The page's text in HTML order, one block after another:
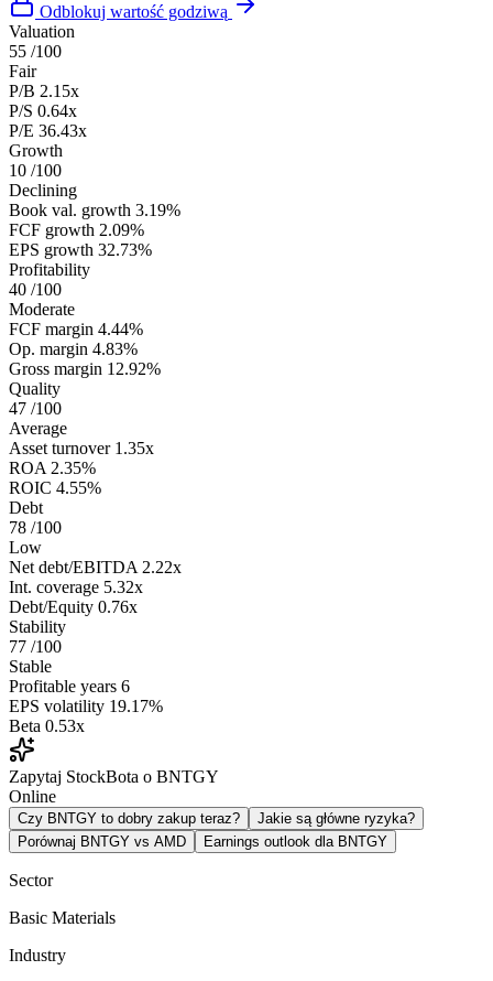
Odblokuj wartość godziwą
Valuation
55 /100
Fair
P/B 2.15x
P/S 0.64x
P/E 36.43x
Growth
10 /100
Declining
Book val. growth 3.19%
FCF growth 2.09%
EPS growth 32.73%
Profitability
40 /100
Moderate
FCF margin 4.44%
Op. margin 4.83%
Gross margin 12.92%
Quality
47 /100
Average
Asset turnover 1.35x
ROA 2.35%
ROIC 4.55%
Debt
78 /100
Low
Net debt/EBITDA 2.22x
Int. coverage 5.32x
Debt/Equity 0.76x
Stability
77 /100
Stable
Profitable years 6
EPS volatility 19.17%
Beta 0.53x
Zapytaj StockBota o BNTGY
Online
Czy BNTGY to dobry zakup teraz?
Jakie są główne ryzyka?
Porównaj BNTGY vs AMD
Earnings outlook dla BNTGY
Sector
Basic Materials
Industry